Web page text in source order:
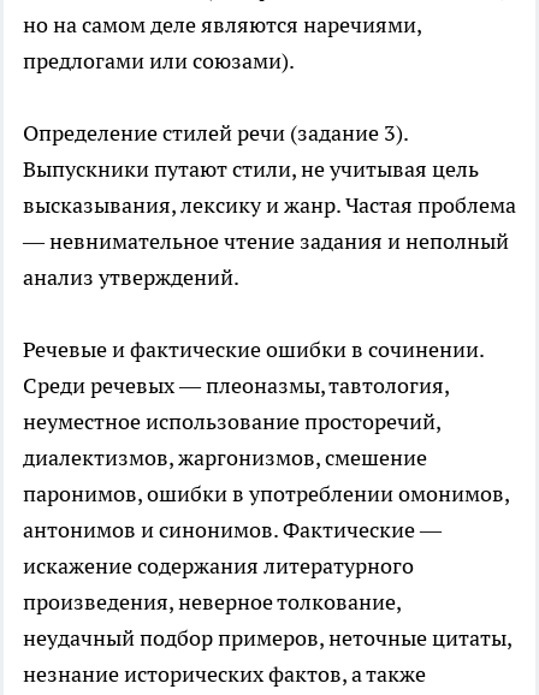
но на самом деле являются наречиями,
предлогами или союзами).
Определение стилей речи (задание 3).
Выпускники путают стили, не учитывая цель
высказывания, лексику и жанр. Частая проблема
— невнимательное чтение задания и неполный
анализ утверждений.
Речевые и фактические ошибки в сочинении.
Среди речевых — плеоназмы, тавтология,
неуместное использование просторечий,
диалектизмов, жаргонизмов, смешение
паронимов, ошибки в употреблении омонимов,
антонимов и синонимов. Фактические —
искажение содержания литературного
произведения, неверное толкование,
неудачный подбор примеров, неточные цитаты,
незнание исторических фактов, а также